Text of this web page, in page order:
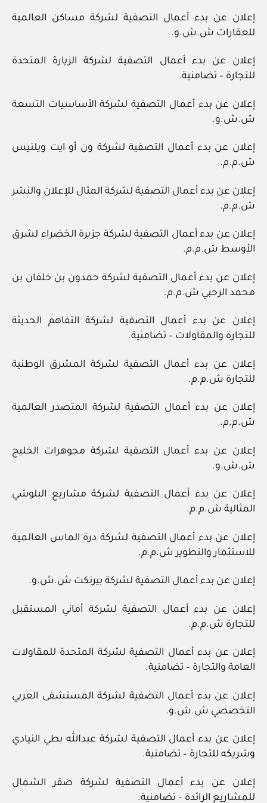
إعلان عن بدء أعمال التصفية لشركة مساكن العالمية
للعقارات ش.ش.و.
إعلان عن بدء أعمال التصفية لشركة الزيارة المتحدة
للتجارة – تضامنية.
إعلان عن بدء أعمال التصفية لشركة الأساسيات التسعة
ش.ش.و.
إعلان عن بدء أعمال التصفية لشركة ون أو ايت ويلنيس
ش.م.م.
إعلان عن بدء أعمال التصفية لشركة المثال للإعلان والنشر
ش.م.م.
إعلان عن بدء أعمال التصفية لشركة جزيرة الخضراء لشرق
الأوسط ش.م.م.
إعلان عن بدء أعمال التصفية لشركة حمدون بن خلفان بن
محمد الرحبي ش.م.م.
إعلان عن بدء أعمال التصفية لشركة التفاهم الحديثة
للتجارة والمقاولات – تضامنية.
إعلان عن بدء أعمال التصفية لشركة المشرق الوطنية
للتجارة ش.م.م.
إعلان عن بدء أعمال التصفية لشركة المتصدر العالمية
ش.م.م.
إعلان عن بدء أعمال التصفية لشركة مجوهرات الخليج
ش.ش.و.
إعلان عن بدء أعمال التصفية لشركة مشاريع البلوشي
المثالية ش.م.م.
إعلان عن بدء أعمال التصفية لشركة درة الماس العالمية
للاستثمار والتطوير ش.م.م.
إعلان عن بدء أعمال التصفية لشركة بيرنكت ش.ش.و.
إعلان عن بدء أعمال التصفية لشركة أماني المستقبل
للتجارة ش.م.م.
إعلان عن بدء أعمال التصفية لشركة المتحدة للمقاولات
العامة والتجارة – تضامنية.
إعلان عن بدء أعمال التصفية لشركة المستشفى العربي
التخصصي ش.ش.و.
إعلان عن بدء أعمال التصفية لشركة عبدالله بطي النيادي
وشريكه للتجارة – تضامنية.
إعلان عن بدء أعمال التصفية لشركة صقر الشمال
للمشاريع الرائدة – تضامنية.